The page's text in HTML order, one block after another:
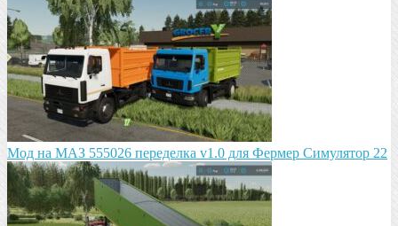
Мод на МАЗ 555026 пeрeдeлка v1.0 для Фермер Симулятор 22